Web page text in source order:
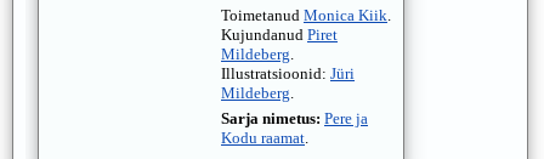
Toimetanud Monica Kiik.
Kujundanud Piret
Mildeberg.
Illustratsioonid: Jüri
Mildeberg.
Sarja nimetus: Pere ja
Kodu raamat.